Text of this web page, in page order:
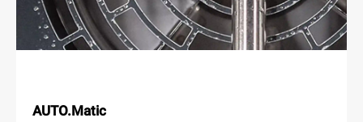
AUTO.Matic